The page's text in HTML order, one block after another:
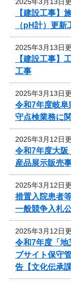
【建設工事】
（pH計）更新
2025年3月13日
【建設工事】
工事
2025年3月13日
令和7年度岐阜
守点検業務に
2025年3月12日
令和7年度大阪
産品展示販売
2025年3月12日
措置入院患者
一般競争入札
2025年3月12日
令和7年度「地
ブサイト保守
告【文化伝承課